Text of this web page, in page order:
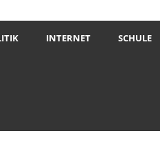
INTERNET SCHULE